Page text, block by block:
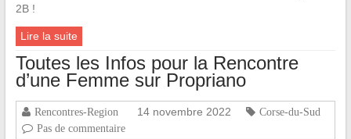
2B !
Lire la suite
Toutes les Infos pour la Rencontre
d’une Femme sur Propriano
Rencontres-Region 14 novembre 2022
Corse-du-Sud
Pas de commentaire